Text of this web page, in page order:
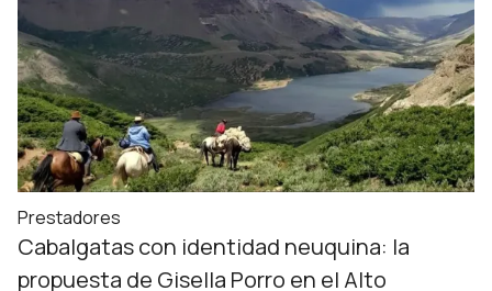
Prestadores
Cabalgatas con identidad neuquina: la
propuesta de Gisella Porro en el Alto